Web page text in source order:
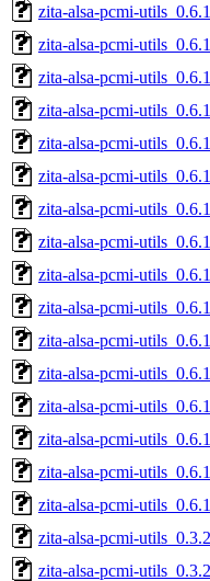
zita-alsa-pcmi-
zita-alsa-pcmi-
zita-alsa-pcmi-
zita-alsa-pcmi-
zita-alsa-pcmi-
zita-alsa-pcmi-
zita-alsa-pcmi-
zita-alsa-pcmi-
zita-alsa-pcmi-
zita-alsa-pcmi-
zita-alsa-pcmi-
zita-alsa-pcmi-
zita-alsa-pcmi-
zita-alsa-pcmi-
zita-alsa-pcmi-
zita-alsa-pcmi-
zita-alsa-pcmi-
zita-alsa-pcmi-